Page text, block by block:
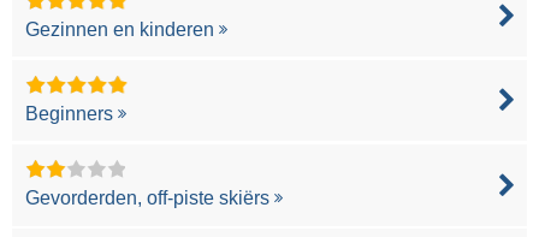
Gezinnen en kinderen
Beginners
Gevorderden, off-piste skiërs